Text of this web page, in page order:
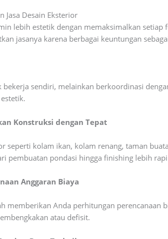
Jasa Desain Eksterior
lebih estetik dengan memaksimalkan setiap
jasanya karena berbagai keuntungan
bekerja sendiri, melainkan berkoordinasi
Konstruksi dengan Tepat
seperti kolam ikan, kolam renang, taman
pembuatan pondasi hingga finishing lebih
Anggaran Biaya
memberikan Anda perhitungan perencanaan
atau defisit.